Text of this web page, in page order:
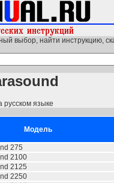
выбор, найти инструкцию,
русском языке
Модель
275
2100
2125
2250